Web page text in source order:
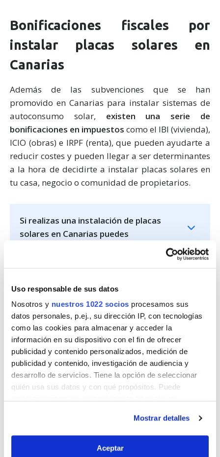
Uso responsable de sus datos
Nosotros y nuestros 1022 socios procesamos sus
datos personales, p.ej., su dirección IP, con tecnologías
como las cookies para almacenar y acceder la
información en su dispositivo con el fin de ofrecer
publicidad y contenido personalizados, medición de
publicidad y contenido, investigación de audiencia y
desarrollo de servicios. Tiene la opción de seleccionar
quién usa sus datos y con qué propósitos. Puede
Si lo permite, también quisiéramos:
Mostrar detalles
Aceptar
Bonificaciones fiscales por
instalar placas solares en
Canarias
Además de las subvenciones que se han
promovido en Canarias para instalar sistemas de
autoconsumo solar, existen una serie de
bonificaciones en impuestos como el IBI (vivienda),
ICIO (obras) e IRPF (renta), que pueden ayudarte a
reducir costes y pueden llegar a ser determinantes
a la hora de decidirte a instalar placas solares en
tu casa, negocio o comunidad de propietarios.
Si realizas una instalación de placas
solares en Canarias puedes
Ayudas de los Fondos Europeos
Next Generationpara instalar
placas solares en Canarias
Por otro lado, losFondos EuropeosNext Generation
promovidos por la Unión Europea, han previsto
una partida de 660 millones de euros para
impulsar la energía renovable. Entre las ayudas
en viviendas, comunidades de
una gran oportunidad de ahorro al invertir en